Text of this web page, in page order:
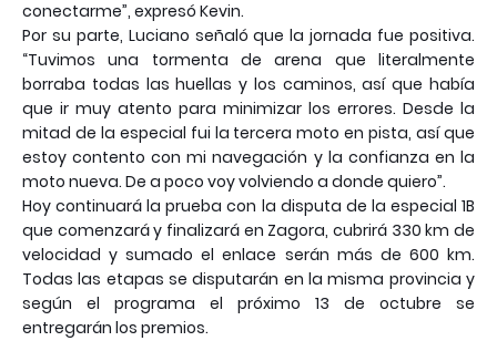
conectarme”, expresó Kevin.
Por su parte, Luciano señaló que la jornada fue positiva.
“Tuvimos una tormenta de arena que literalmente
borraba todas las huellas y los caminos, así que había
que ir muy atento para minimizar los errores. Desde la
mitad de la especial fui la tercera moto en pista, así que
estoy contento con mi navegación y la confianza en la
moto nueva. De a poco voy volviendo a donde quiero”.
Hoy continuará la prueba con la disputa de la especial 1B
que comenzará y finalizará en Zagora, cubrirá 330 km de
velocidad y sumado el enlace serán más de 600 km.
Todas las etapas se disputarán en la misma provincia y
según el programa el próximo 13 de octubre se
entregarán los premios.